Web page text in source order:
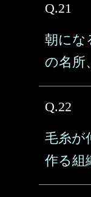
Q.21
朝にな
の名所
Q.22
毛糸が
作る組